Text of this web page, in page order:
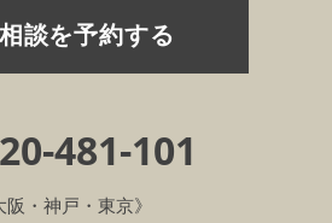
談を予約する
481-101
阪・神戸・東京》